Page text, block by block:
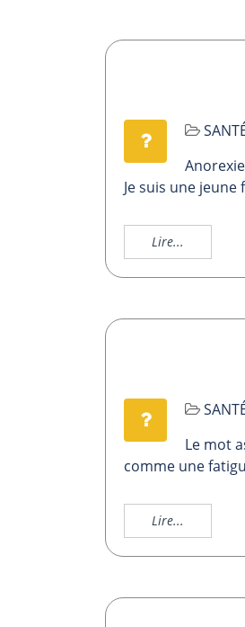
Je suis une
Lire...
Le mot
comme une
Lire...